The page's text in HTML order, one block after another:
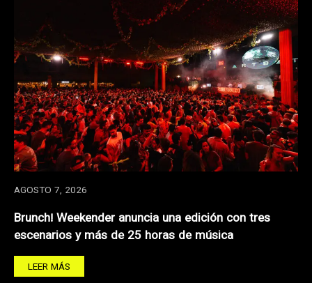
AGOSTO 7, 2026
Brunch! Weekender anuncia una edición con tres
escenarios y más de 25 horas de música
LEER MÁS